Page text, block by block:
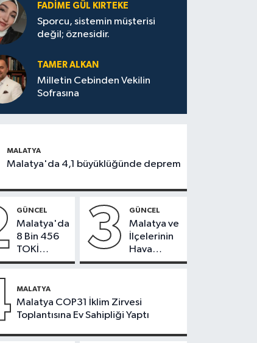
FADIME GÜL KIRTEKE
Sporcu, sistemin müşterisi
değil; öznesidir.
TAMER ALKAN
Milletin Cebinden Vekilin
Sofrasına
MALATYA
Malatya'da 4,1 büyüklüğünde deprem
GÜNCEL
Malatya'da
8 Bin 456
TOKİ
Konutunun
Bugün
Çekiliyor
3 GÜNCEL
Malatya ve
İlçelerinin
Hava
Durumu -
2026
MALATYA
Malatya COP31 İklim Zirvesi
Toplantısına Ev Sahipliği Yaptı